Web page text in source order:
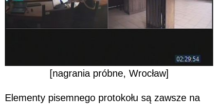
[nagrania próbne, Wrocław]
Elementy pisemnego protokołu są zawsze na